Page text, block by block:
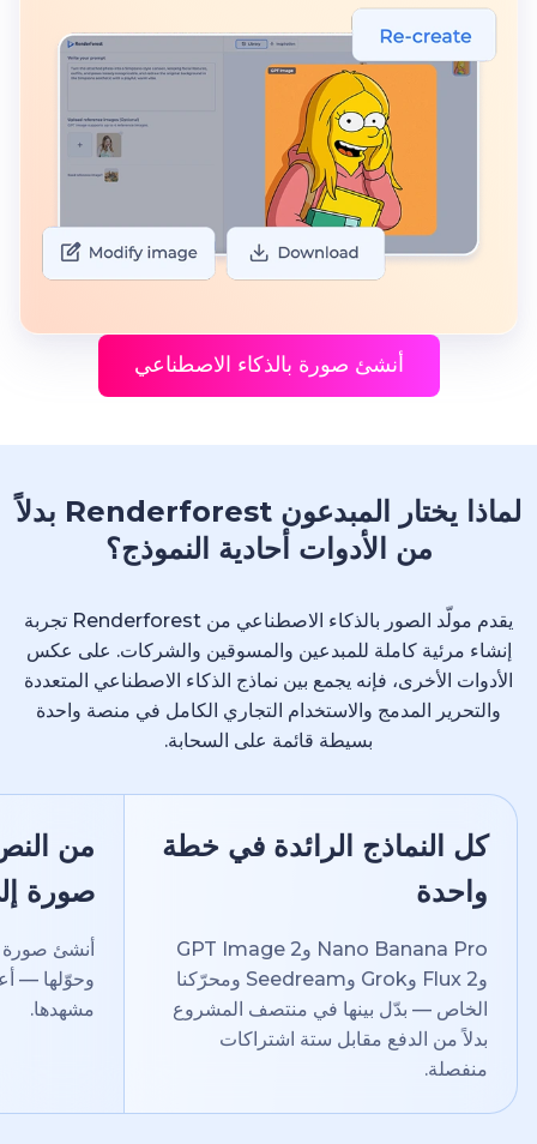
أنشئ صورة بالذكاء الاصطناعي
لماذا يختار المبدعون Renderforest بدلاً
من الأدوات أحادية النموذج؟
يقدم مولّد الصور بالذكاء الاصطناعي من Renderforest تجربة
إنشاء مرئية كاملة للمبدعين والمسوقين والشركات. على عكس
الأدوات الأخرى، فإنه يجمع بين نماذج الذكاء الاصطناعي المتعددة
والتحرير المدمج والاستخدام التجاري الكامل في منصة واحدة
بسيطة قائمة على السحابة.
كل النماذج الرائدة في خطة
واحدة
Nano Banana Pro وGPT Image 2
وFlux 2 وGrok وSeedream ومحرّكنا
الخاص — بدّل بينها في منتصف المشروع
بدلاً من الدفع مقابل ستة اشتراكات
منفصلة.
من
صورة
أنشئ صورة
وحوّلها —
مشهدها.